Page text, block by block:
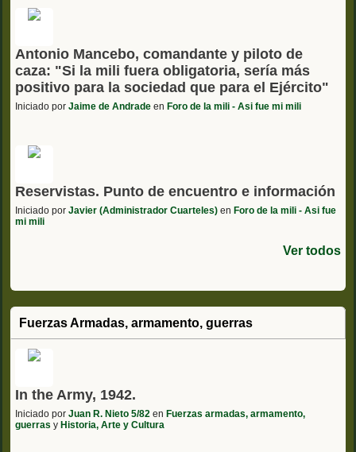
Antonio Mancebo, comandante y piloto de
caza: "Si la mili fuera obligatoria, sería más
positivo para la sociedad que para el Ejército"
Iniciado por Jaime de Andrade en Foro de la mili - Asi fue mi mili
Reservistas. Punto de encuentro e información
Iniciado por Javier (Administrador Cuarteles) en Foro de la mili - Asi fue
mi mili
Ver todos
Fuerzas Armadas, armamento, guerras
In the Army, 1942.
Iniciado por Juan R. Nieto 5/82 en Fuerzas armadas, armamento,
guerras y Historia, Arte y Cultura